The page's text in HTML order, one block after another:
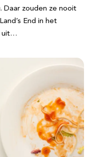
Daar zouden ze nooit
End in het
uit…